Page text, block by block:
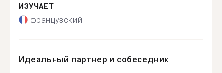
ИЗУЧАЕТ
французский
Идеальный партнер и собеседник